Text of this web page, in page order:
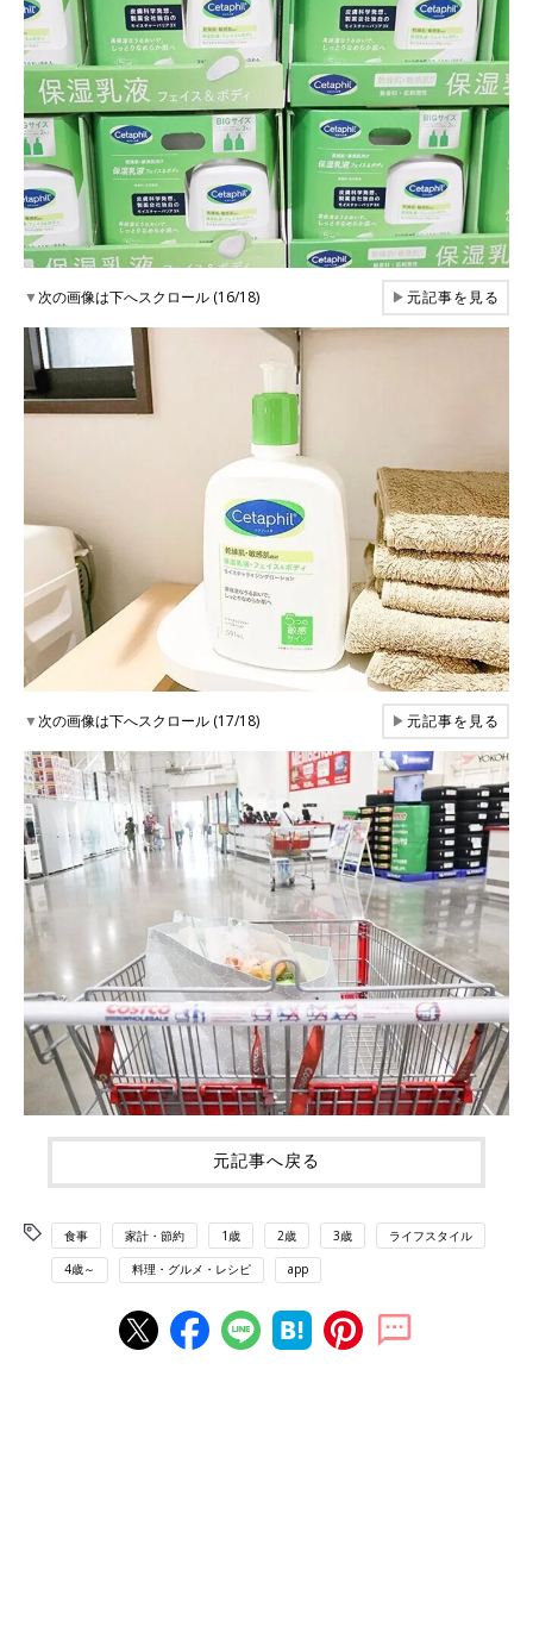
▼次の画像は下へスクロール (16/18) ▶元記事を見る
▼次の画像は下へスクロール (17/18) ▶元記事を見る
元記事へ戻る
食事 家計・節約 1歳 2歳 3歳 ライフスタイル
4歳～ 料理・グルメ・レシピ app